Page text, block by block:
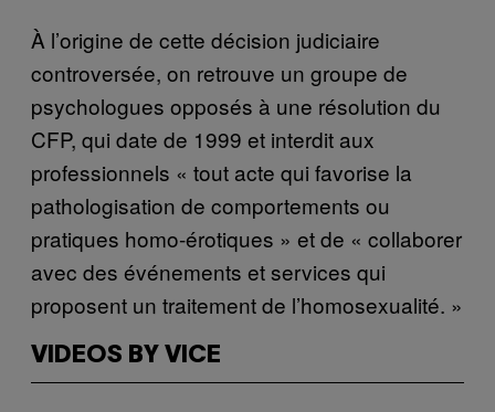
À l’origine de cette décision judiciaire
controversée, on retrouve un groupe de
psychologues opposés à une résolution du
CFP, qui date de 1999 et interdit aux
professionnels « tout acte qui favorise la
pathologisation de comportements ou
pratiques homo-érotiques » et de « collaborer
avec des événements et services qui
proposent un traitement de l’homosexualité. »
VIDEOS BY VICE